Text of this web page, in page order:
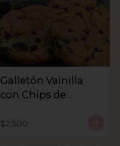
Galletón Vainilla
con Chips de
$2.500